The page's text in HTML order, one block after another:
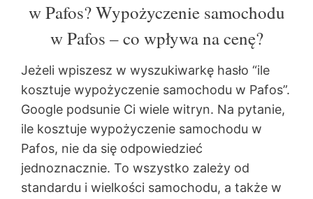
w Pafos? Wypożyczenie samochodu
w Pafos – co wpływa na cenę?
Jeżeli wpiszesz w wyszukiwarkę hasło “ile
kosztuje wypożyczenie samochodu w Pafos”.
Google podsunie Ci wiele witryn. Na pytanie,
ile kosztuje wypożyczenie samochodu w
Pafos, nie da się odpowiedzieć
jednoznacznie. To wszystko zależy od
standardu i wielkości samochodu, a także w